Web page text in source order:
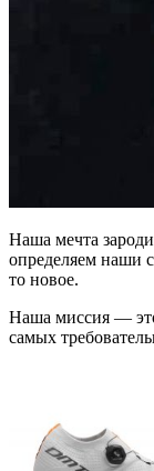
Наша мечта
определяем наши
то новое.
Наша миссия —
самых